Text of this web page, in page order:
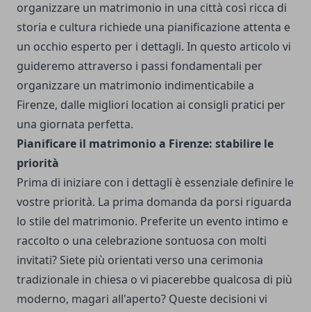
organizzare un matrimonio in una città così ricca di
storia e cultura richiede una pianificazione attenta e
un occhio esperto per i dettagli. In questo articolo vi
guideremo attraverso i passi fondamentali per
organizzare un matrimonio indimenticabile a
Firenze, dalle migliori location ai consigli pratici per
una giornata perfetta.
Pianificare il matrimonio a Firenze: stabilire le
priorità
Prima di iniziare con i dettagli è essenziale definire le
vostre priorità. La prima domanda da porsi riguarda
lo stile del matrimonio. Preferite un evento intimo e
raccolto o una celebrazione sontuosa con molti
invitati? Siete più orientati verso una cerimonia
tradizionale in chiesa o vi piacerebbe qualcosa di più
moderno, magari all'aperto? Queste decisioni vi